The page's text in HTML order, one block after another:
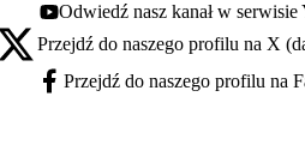
Youtube - otwiera się w nowej karcie
Odwiedź nasz kanał w serwisie
X - otwiera się w nowej karcie
Przejdź do naszego profilu na X
Facebook - otwiera się w nowej karcie
Przejdź do naszego profilu na